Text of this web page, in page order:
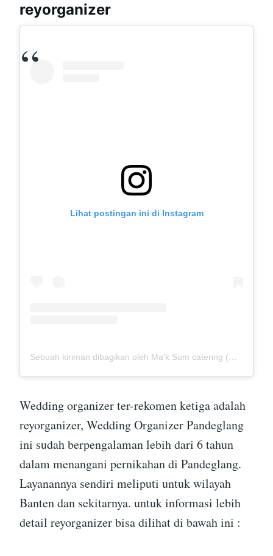
reyorganizer
Lihat postingan ini di Instagram
Sebuah kiriman dibagikan oleh Ma'k Sum catering (@mak_sumcatering)
Wedding organizer ter-rekomen ketiga adalah
reyorganizer, Wedding Organizer Pandeglang
ini sudah berpengalaman lebih dari 6 tahun
dalam menangani pernikahan di Pandeglang.
Layanannya sendiri meliputi untuk wilayah
Banten dan sekitarnya. untuk informasi lebih
detail reyorganizer bisa dilihat di bawah ini :